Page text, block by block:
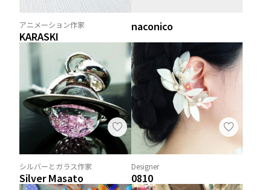
アニメーション作家
KARASKI
naconico
シルバーとガラス作家
Silver Masato
Designer
0810